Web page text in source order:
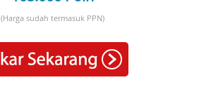
(Harga sudah termasuk PPN)